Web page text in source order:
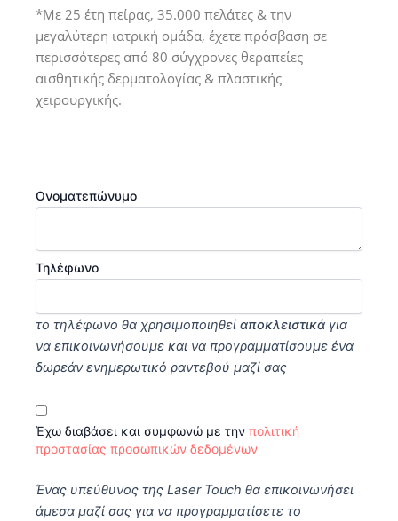
*Με 25 έτη πείρας, 35.000 πελάτες & την
μεγαλύτερη ιατρική ομάδα, έχετε πρόσβαση σε
περισσότερες από 80 σύγχρονες θεραπείες
αισθητικής δερματολογίας & πλαστικής
χειρουργικής.
Ονοματεπώνυμο
Τηλέφωνο
το τηλέφωνο θα χρησιμοποιηθεί αποκλειστικά για
να επικοινωνήσουμε και να προγραμματίσουμε ένα
δωρεάν ενημερωτικό ραντεβού μαζί σας
Έχω διαβάσει και συμφωνώ με την πολιτική
προστασίας προσωπικών δεδομένων
Ένας υπεύθυνος της Laser Touch θα επικοινωνήσει
άμεσα μαζί σας για να προγραμματίσετε το